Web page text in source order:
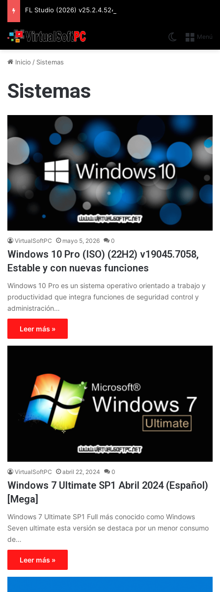
Menú
Switch skin
Inicio / Sistemas
Sistemas
VirtualSoftPC mayo 5, 2026 0
Windows 10 Pro (ISO) (22H2) v19045.7058,
Estable y con nuevas funciones
Windows 10 Pro es un sistema operativo orientado a trabajo y
productividad que integra funciones de seguridad control y
administración…
Leer más »
VirtualSoftPC abril 22, 2024 0
Windows 7 Ultimate SP1 Abril 2024 (Español)
[Mega]
Windows 7 Ultimate SP1 Full más conocido como Windows
Seven ultimate esta versión se destaca por un menor consumo
de…
Leer más »